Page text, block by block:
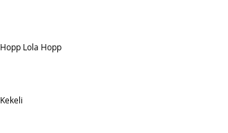
Hopp Lola Hopp
Kekeli